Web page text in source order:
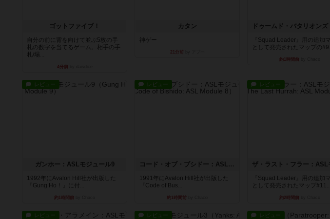
ゴットファイブ！
自分の前に背を向けて並ぶ5枚の手
札の数字を当てるゲーム。相手の手
札/場...
4分前
カタン
神ゲー
21分前
『Squad Leader』用の追加
として発売されたマップの
約1時間前
レビュー
ガンホー：ASLモジュール9
1992年にAvalon Hill社が出版した
『Gung Ho！』に付...
約1時間前
レビュー
コード・オブ・ブシドー：ASLモジュール8
1991年にAvalon Hill社が出版した
『Code of Bus...
約1時間前
レビュー
『Squad Leader』用の追加
として発売されたマップ#11...
約2時間前
レビュー レビュー レビュー